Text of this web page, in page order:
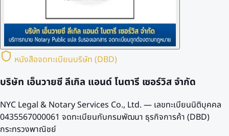
หนังสือจดทะเบียนบริษัท (DBD)
บริษัท เอ็นวายซี ลีเกิล แอนด์ โนตารี เซอร์วิส จำกัด
NYC Legal & Notary Services Co., Ltd. — เลขทะเบียนนิติบุคคล
0435567000061 จดทะเบียนกับกรมพัฒนา ธุรกิจการค้า (DBD)
กระทรวงพาณิชย์